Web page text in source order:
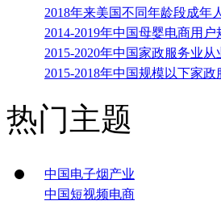
2018年来美国不同年龄段成年
2014-2019年中国母婴电商用户
2015-2020年中国家政服务业从
2015-2018年中国规模以下家
热门主题
中国电子烟产业
中国短视频电商